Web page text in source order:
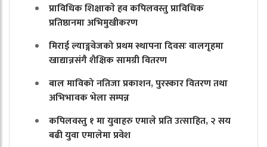
प्राविधिक शिक्षाकाे हव कपिलवस्तु प्राविधिक
प्रतिष्ठानमा अभिमुखीकरण
मिराई ल्याङ्गवेजको प्रथम स्थापना दिवसः वालगृहमा
खाद्यान्नसंगै शैक्षिक सामग्री वितरण
बाल माविको नतिजा प्रकाशन, पुरस्कार वितरण तथा
अभिभावक भेला सम्पन्न
कपिलवस्तु १ मा युवाहरु एमाले प्रति उत्साहित, २ सय
बढी युवा एमालेमा प्रवेश